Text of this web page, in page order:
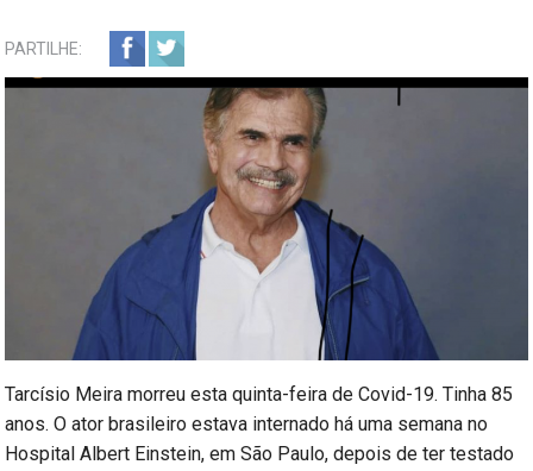
PARTILHE:
Tarcísio Meira morreu esta quinta-feira de Covid-19. Tinha 85
anos. O ator brasileiro estava internado há uma semana no
Hospital Albert Einstein, em São Paulo, depois de ter testado